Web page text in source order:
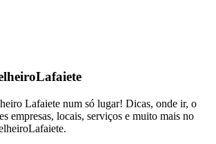
Lafaiete num só lugar! Dicas, onde ir, o
empresas, locais, serviços e muito mais no